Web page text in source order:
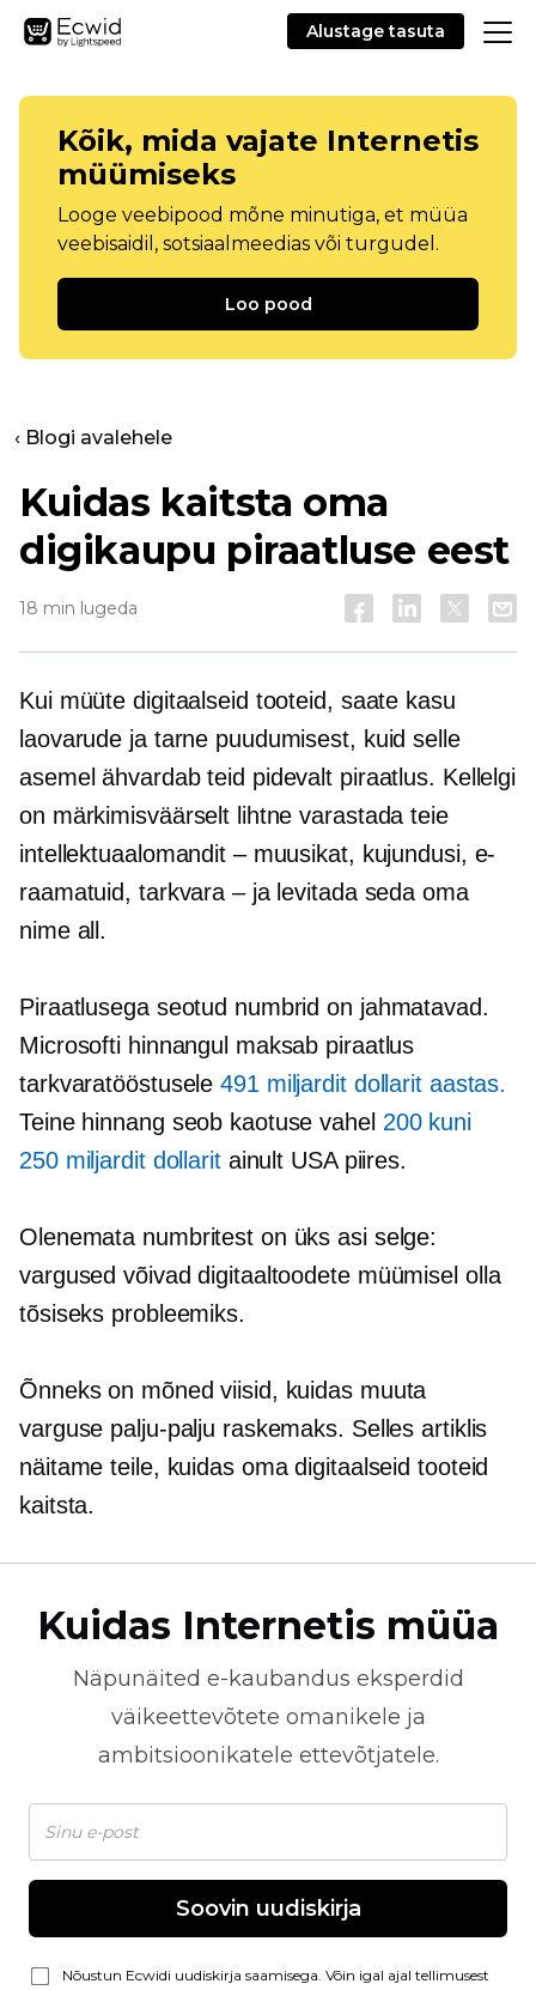
Alustage tasuta
Kõik, mida vajate Internetis
müümiseks
Looge veebipood mõne minutiga, et müüa
veebisaidil, sotsiaalmeedias või turgudel.
Loo pood
‹ Blogi avalehele
Kuidas kaitsta oma
digikaupu piraatluse eest
18 min lugeda
Kui müüte digitaalseid tooteid, saate kasu
laovarude ja tarne puudumisest, kuid selle
asemel ähvardab teid pidevalt piraatlus. Kellelgi
on märkimisväärselt lihtne varastada teie
intellektuaalomandit – muusikat, kujundusi, e-
raamatuid, tarkvara – ja levitada seda oma
nime all.
Piraatlusega seotud numbrid on jahmatavad.
Microsofti hinnangul maksab piraatlus
tarkvaratööstusele491 miljardit dollarit aastas.
Teine hinnang seob kaotuse vahel 200 kuni
250 miljardit dollaritainult USA piires.
Olenemata numbritest on üks asi selge:
vargused võivad digitaaltoodete müümisel olla
tõsiseks probleemiks.
Õnneks on mõned viisid, kuidas muuta
varguse palju-palju raskemaks. Selles artiklis
näitame teile, kuidas oma digitaalseid tooteid
kaitsta.
Kuidas Internetis müüa
Näpunäited e-kaubandus eksperdid
väikeettevõtete omanikele ja
ambitsioonikatele ettevõtjatele.
Soovin uudiskirja
Nõustun Ecwidi uudiskirja saamisega. Võin igal ajal tellimusest